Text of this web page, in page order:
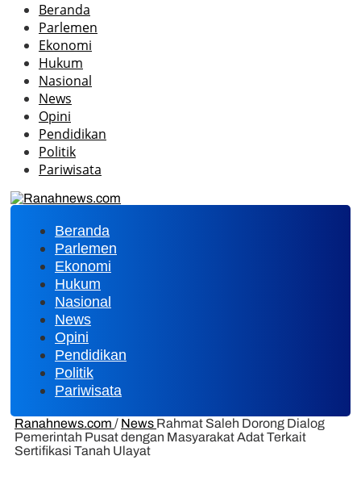
Beranda
Parlemen
Ekonomi
Hukum
Nasional
News
Opini
Pendidikan
Politik
Pariwisata
Beranda
Parlemen
Ekonomi
Hukum
Nasional
News
Opini
Pendidikan
Politik
Pariwisata
Ranahnews.com / News Rahmat Saleh Dorong Dialog
Pemerintah Pusat dengan Masyarakat Adat Terkait
Sertifikasi Tanah Ulayat